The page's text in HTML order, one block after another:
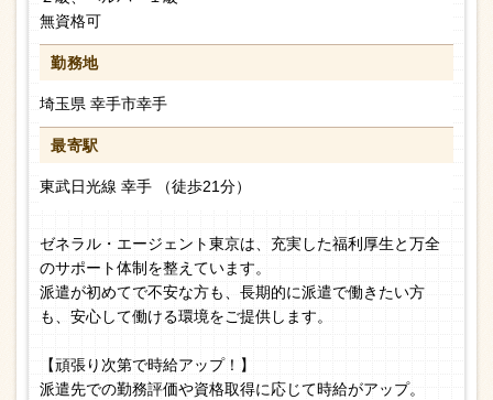
無資格可
勤務地
埼玉県 幸手市幸手
最寄駅
東武日光線 幸手 （徒歩21分）
ゼネラル・エージェント東京は、充実した福利厚生と万全
のサポート体制を整えています。
派遣が初めてで不安な方も、長期的に派遣で働きたい方
も、安心して働ける環境をご提供します。
【頑張り次第で時給アップ！】
派遣先での勤務評価や資格取得に応じて時給がアップ。